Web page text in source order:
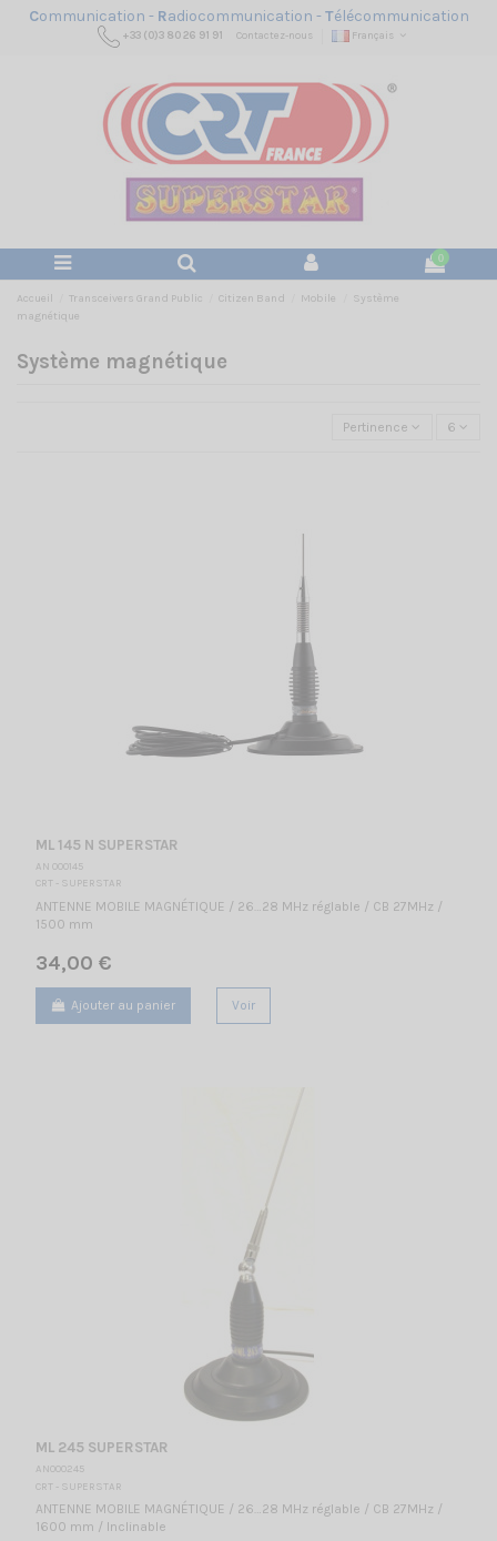
Communication - Radiocommunication -Télécommunication
+33 (0)3 80 26 91 91 Contactez-nous Français
0
Accueil Transceivers Grand Public Citizen Band Mobile
Système
magnétique
Système magnétique
Pertinence 6
ML 145 N SUPERSTAR
AN 000145
CRT - SUPERSTAR
ANTENNE MOBILE MAGNÉTIQUE / 26…28 MHz réglable / CB 27MHz /
1500 mm
34,00 €
Ajouter au panier Voir
ML 245 SUPERSTAR
AN000245
CRT - SUPERSTAR
ANTENNE MOBILE MAGNÉTIQUE / 26…28 MHz réglable / CB 27MHz /
1600 mm / Inclinable